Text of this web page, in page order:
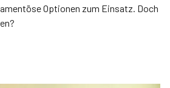
Optionen zum Einsatz. Doch